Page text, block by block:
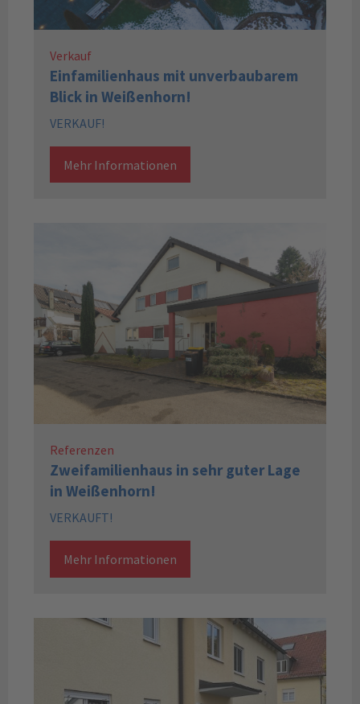
Verkauf
Einfamilienhaus mit unverbaubarem
Blick in Weißenhorn!
VERKAUF!
Mehr Informationen
Referenzen
Zweifamilienhaus in sehr guter Lage
in Weißenhorn!
VERKAUFT!
Mehr Informationen